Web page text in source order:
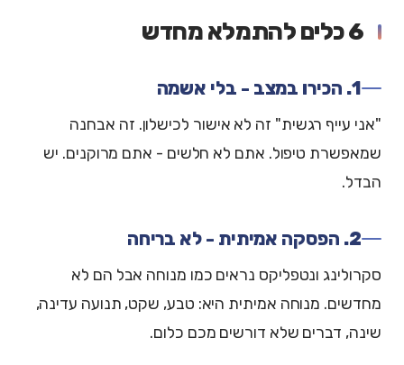
6 כלים להתמלא מחדש
1. הכירו במצב - בלי אשמה
"אני עייף רגשית" זה לא אישור לכישלון. זה אבחנה
שמאפשרת טיפול. אתם לא חלשים - אתם מרוקנים. יש
הבדל.
2. הפסקה אמיתית - לא בריחה
סקרולינג ונטפליקס נראים כמו מנוחה אבל הם לא
מחדשים. מנוחה אמיתית היא: טבע, שקט, תנועה עדינה,
שינה, דברים שלא דורשים מכם כלום.